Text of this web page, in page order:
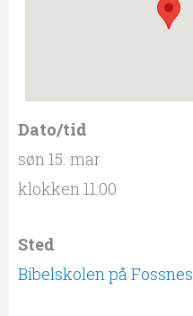
Dato/tid
søn 15. mar
klokken 11:00
Sted
Bibelskolen på Fossnes